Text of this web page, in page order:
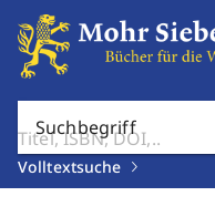
Suchbegriff
Volltextsuche